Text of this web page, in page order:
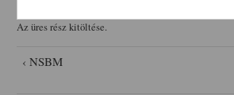
Az üres rész kitöltése.
‹ NSBM